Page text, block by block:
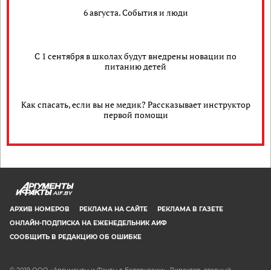
6 августа. События и люди
С 1 сентября в школах будут внедрены новации по
питанию детей
Как спасать, если вы не медик? Рассказывает инструктор
первой помощи
AIF.BY
АРХИВ НОМЕРОВ РЕКЛАМА НА САЙТЕ
РЕКЛАМА В ГАЗЕТЕ
ОНЛАЙН-ПОДПИСКА НА ЕЖЕНЕДЕЛЬНИК АИФ
СООБЩИТЬ В РЕДАКЦИЮ ОБ ОШИБКЕ